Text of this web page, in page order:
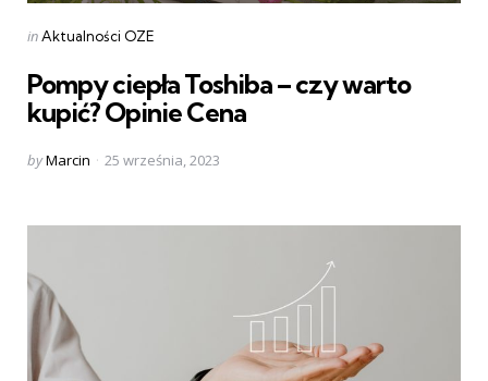
Categories
Posted
inAktualności OZE
Pompy ciepła Toshiba – czy warto
kupić? Opinie Cena
Posted
byMarcin 25 września, 2023